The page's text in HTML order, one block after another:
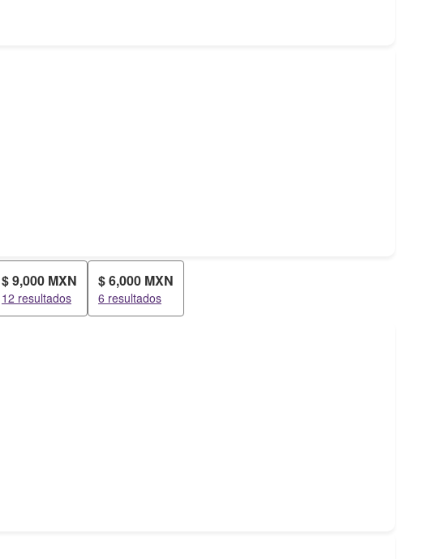
$ 9,000 MXN
12 resultados
$ 6,000 MXN
6 resultados